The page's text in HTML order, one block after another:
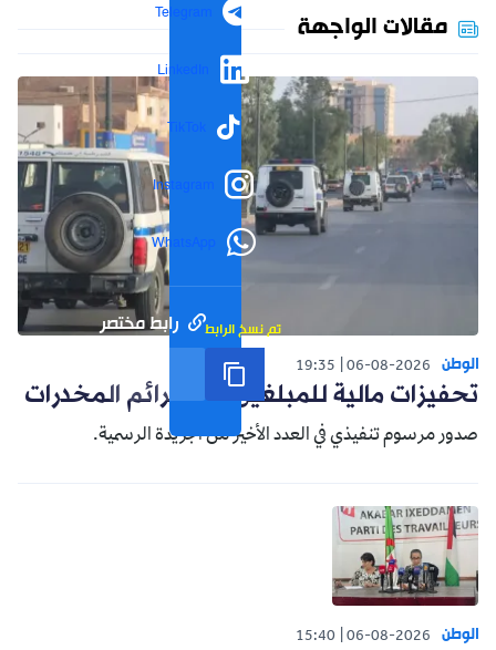
Telegram
LinkedIn
TikTok
Instagram
WhatsApp
رابط مختصر تم نسخ الرابط
مقالات الواجهة
الوطن 06-08-2026
19:35
تحفيزات مالية للمبلغين عن جرائم المخدرات
صدور مرسوم تنفيذي في العدد الأخير من الجريدة الرسمية.
الوطن 06-08-2026
15:40